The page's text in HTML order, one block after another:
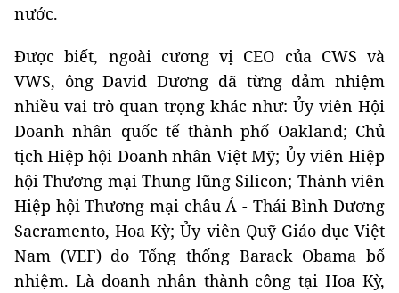
nước.
Được biết, ngoài cương vị CEO của CWS và
VWS, ông David Dương đã từng đảm nhiệm
nhiều vai trò quan trọng khác như: Ủy viên Hội
Doanh nhân quốc tế thành phố Oakland; Chủ
tịch Hiệp hội Doanh nhân Việt Mỹ; Ủy viên Hiệp
hội Thương mại Thung lũng Silicon; Thành viên
Hiệp hội Thương mại châu Á - Thái Bình Dương
Sacramento, Hoa Kỳ; Ủy viên Quỹ Giáo dục Việt
Nam (VEF) do Tổng thống Barack Obama bổ
nhiệm. Là doanh nhân thành công tại Hoa Kỳ,